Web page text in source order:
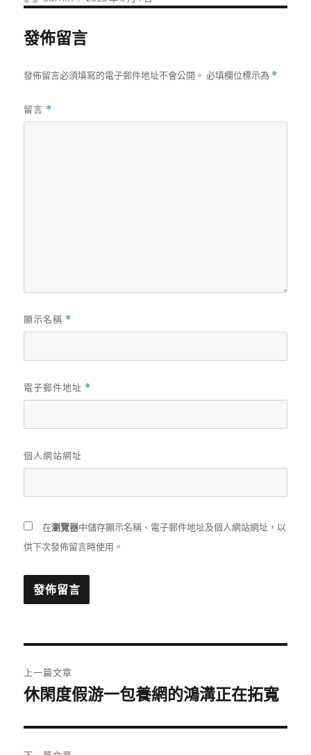
者
佈
發佈留言
發佈留言必須填寫的電子郵件地址不會公開。 必填欄位標示為 *
留言 *
顯示名稱 *
電子郵件地址 *
個人網站網址
在瀏覽器中儲存顯示名稱、電子郵件地址及個人網站網址，以
供下次發佈留言時使用。
章
覽
上一篇文章
上
篇
文
休閑度假游一包養網的鴻溝正在拓寬